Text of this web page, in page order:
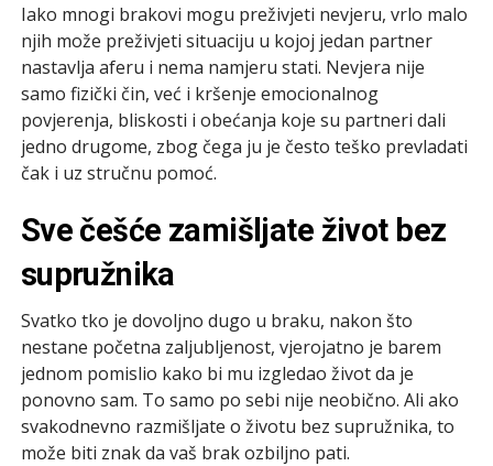
Iako mnogi brakovi mogu preživjeti nevjeru, vrlo malo
njih može preživjeti situaciju u kojoj jedan partner
nastavlja aferu i nema namjeru stati. Nevjera nije
samo fizički čin, već i kršenje emocionalnog
povjerenja, bliskosti i obećanja koje su partneri dali
jedno drugome, zbog čega ju je često teško prevladati
čak i uz stručnu pomoć.
Sve češće zamišljate život bez
supružnika
Svatko tko je dovoljno dugo u braku, nakon što
nestane početna zaljubljenost, vjerojatno je barem
jednom pomislio kako bi mu izgledao život da je
ponovno sam. To samo po sebi nije neobično. Ali ako
svakodnevno razmišljate o životu bez supružnika, to
može biti znak da vaš brak ozbiljno pati.